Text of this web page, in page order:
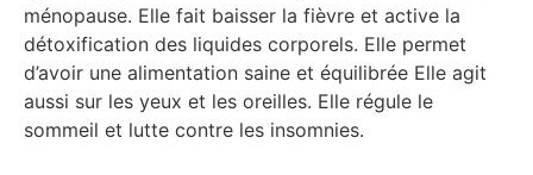
ménopause. Elle fait baisser la fièvre et active la
détoxification des liquides corporels. Elle permet
d’avoir une alimentation saine et équilibrée Elle agit
aussi sur les yeux et les oreilles. Elle régule le
sommeil et lutte contre les insomnies.